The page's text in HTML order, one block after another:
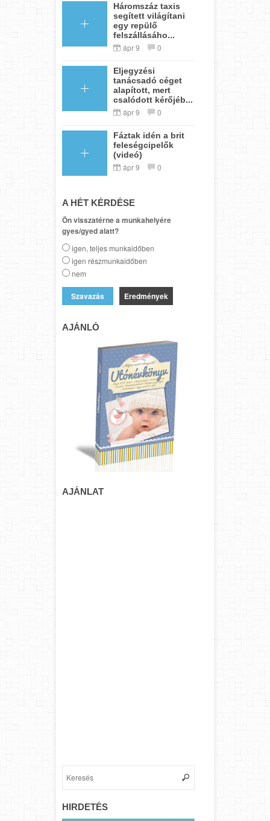
Háromszáz taxis
segített világítani
egy repülő
felszállásáho...
ápr 9 0
Eljegyzési
tanácsadó céget
alapított, mert
csalódott kérőjéb...
ápr 9 0
Fáztak idén a brit
feleségcipelők
(videó)
ápr 9 0
A HÉT KÉRDÉSE
Ön visszatérne a munkahelyére
gyes/gyed alatt?
igen, teljes munkaidőben
igen részmunkaidőben
nem
Eredmények
AJÁNLÓ
AJÁNLAT
HIRDETÉS